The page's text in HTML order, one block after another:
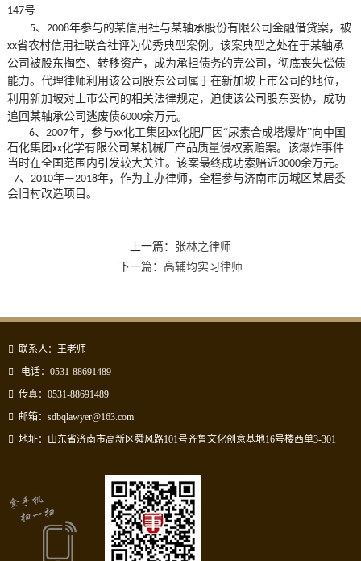
147号
5、 2008年参与的某信用社与某轴承股份有限公司金融借贷案，被
xx省农村信用社联合社评为优秀典型案例。该案典型之处在于某轴承
公司被股东掏空、转移资产，成为承担债务的壳公司，彻底丧失偿债
能力。代理律师利用该公司股东公司属于在新加坡上市公司的地位，
利用新加坡对上市公司的相关法律规定，迫使该公司股东妥协，成功
追回某轴承公司逃废债6000余万元。
6、 2007年，参与xx化工集团 xx化肥厂因“尿素合成塔爆炸”向中国
石化集团 xx化学有限公司某机械厂 产品质量侵权索赔案。该爆炸事件
当时在全国范围内引发较大关注。该案最终成功索赔近3000余万元。
7、 2010年—2018年，作为主办律师，全程参与济南市历城区某居委
会旧村改造项目。
上一篇： 张林之律师
下一篇： 高辅均实习律师
联系人：王老师
电话：0531-88691489
传真：0531-88691489
邮箱：sdbqlawyer@163.com
地址：山东省济南市高新区舜风路101号齐鲁文化创意基地16号楼西单3-301